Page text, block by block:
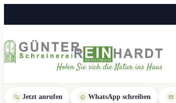
Jetzt anrufen WhatsApp schreiben